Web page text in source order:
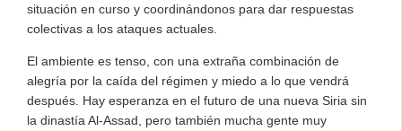
situación en curso y coordinándonos para dar respuestas
colectivas a los ataques actuales.
El ambiente es tenso, con una extraña combinación de
alegría por la caída del régimen y miedo a lo que vendrá
después. Hay esperanza en el futuro de una nueva Siria sin
la dinastía Al-Assad, pero también mucha gente muy